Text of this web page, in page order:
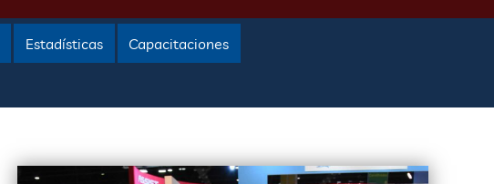
Estadísticas Capacitaciones